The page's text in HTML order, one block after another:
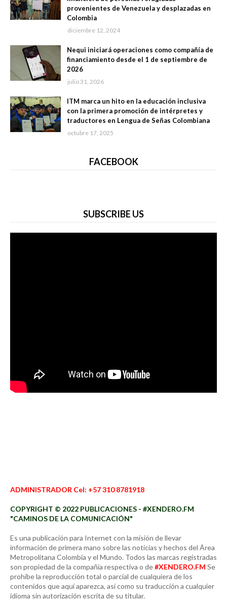
provenientes de Venezuela y desplazadas en
Colombia
diciembre 12, 2024
Nequi iniciará operaciones como compañía de
financiamiento desde el 1 de septiembre de
2026
julio 31, 2026
ITM marca un hito en la educación inclusiva
con la primera promoción de intérpretes y
traductores en Lengua de Señas Colombiana
octubre 17, 2025
FACEBOOK
SUBSCRIBE US
ADMINISTRADOR Cel: +57 310 8781918
COPYRIGHT © 2022 PUBLICACIONES - #XENDERO.FM
"CAMINOS DE LA COMUNICACIÓN"
Es una publicación para Internet con la misión de llevar
información de primera mano sobre las noticias y hechos del Área
Metropolitana Colombia y el Mundo. Todos las marcas registradas
son propiedad de la compañía respectiva o de#XENDERO.FM Se
prohíbe la reproducción total o parcial de cualquiera de los
contenidos que aquí aparezca, así como su traducción a cualquier
idioma sin autorización escrita de su titular.